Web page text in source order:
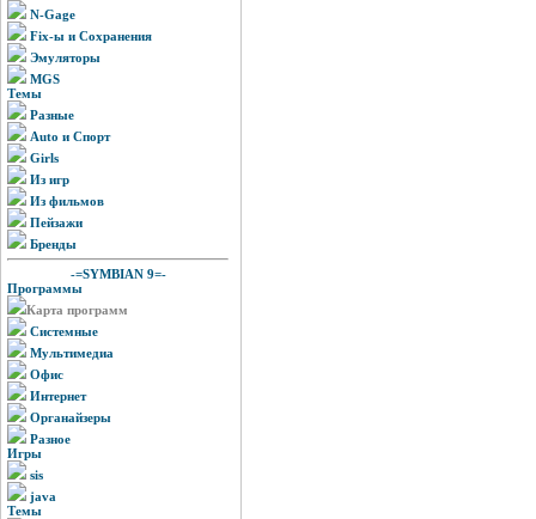
N-Gage
Fix-ы и Сохранения
Эмуляторы
MGS
Темы
Разные
Auto и Спорт
Girls
Из игр
Из фильмов
Пейзажи
Бренды
-=SYMBIAN 9=-
Программы
Карта программ
Системные
Мультимедиа
Офис
Интернет
Органайзеры
Разное
Игры
sis
java
Темы